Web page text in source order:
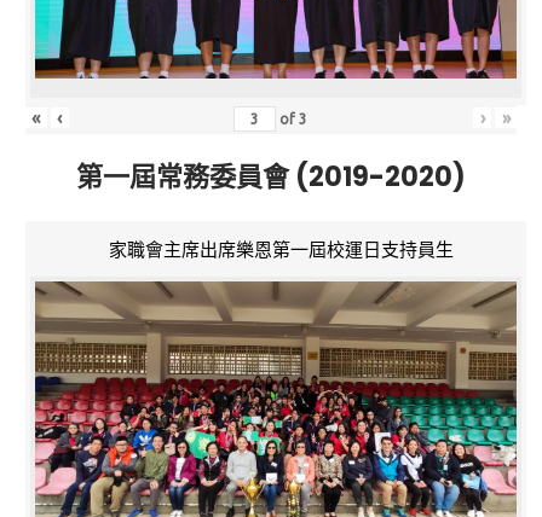
« ‹ of3 › »
第一屆常務委員會 (2019-2020)
家職會主席出席樂恩第一屆校運日支持員生